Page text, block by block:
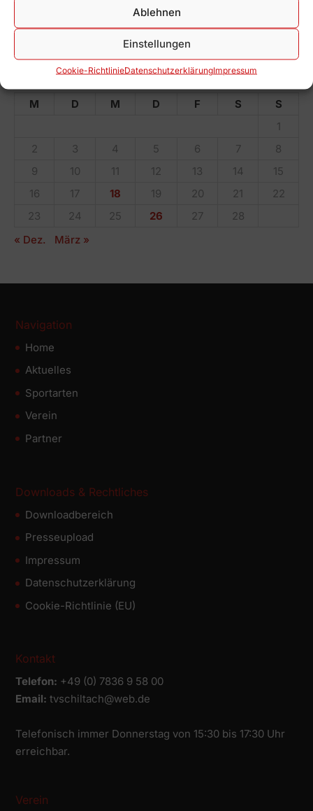
Ablehnen
Einstellungen
Cookie-RichtlinieDatenschutz­erklärungImpressum
Katja Dudin erreicht Platz 7 beim Deutschlandcup
18. Juni 2026
Februar 2026
M D M D F S
S
1
2
3 4 5 6 7
8
9
10 11 12 13 14
15
16
17 18 19 20 21
22
23
24 25 26 27
28
« Dez.
März »
Navigation
Home
Aktuelles
Sportarten
Verein
Partner
Downloads & Rechtliches
Downloadbereich
Presseupload
Impressum
Datenschutz­erklärung
Cookie-Richtlinie (EU)
Kontakt
Telefon: +49 (0) 7836 9 58 00
Email: tvschiltach@web.de
Telefonisch immer Donnerstag von 15:30 bis 17:30 Uhr
erreichbar.
Verein